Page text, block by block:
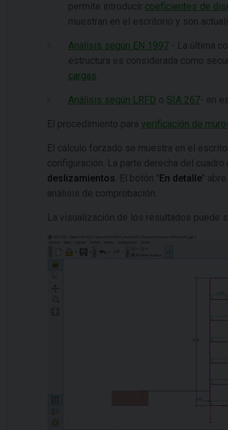
permite introducir coeficientes de
muestran en el escritorio y son
Análisis según EN 1997 - La última
estructura es considerada como
cargas
Análisis según LRFD o SIA 267- en
El procedimiento para verificación de
El cálculo forzado se muestra en el
configuración. La parte derecha del
deslizamientos . El botón "En detalle"
análisis de comprobación.
La visualización de los resultados puede